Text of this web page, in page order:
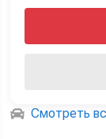
Смотреть